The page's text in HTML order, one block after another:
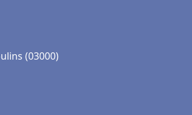
(03000)